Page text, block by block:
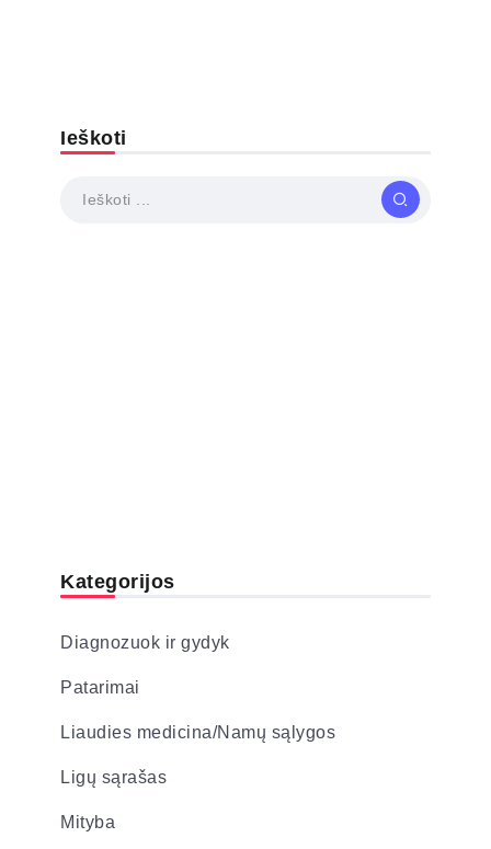
Ieškoti
Kategorijos
Diagnozuok ir gydyk
Patarimai
Liaudies medicina/Namų sąlygos
Ligų sąrašas
Mityba